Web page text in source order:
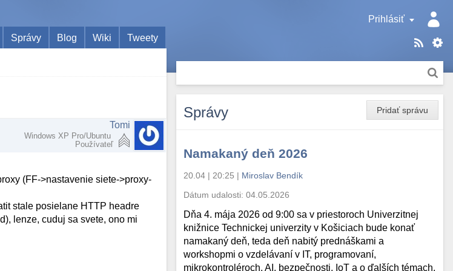
Prihlásiť
Správy Blog Wiki Tweety
Tomi
Windows XP Pro/Ubuntu
Používateľ
(FF->nastavenie siete->proxy-
stale posielane HTTP headre
lenze, cuduj sa svete, ono mi
Pridať správu
Správy
Namakaný deň 2026
20.04 | 20:25 | Miroslav Bendík
Dátum udalosti:04.05.2026
Dňa 4. mája 2026 od 9:00 sa v priestoroch Univerzitnej
knižnice Technickej univerzity v Košiciach bude konať
namakaný deň, teda deň nabitý prednáškami a
workshopmi o vzdelávaní v IT, programovaní,
mikrokontroléroch, AI, bezpečnosti, IoT a o ďalších témach.